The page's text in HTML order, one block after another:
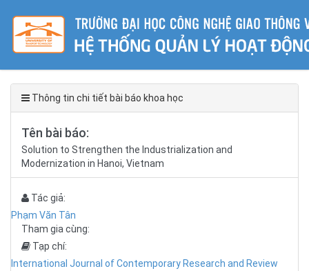
Thông tin chi tiết bài báo khoa học
Tên bài báo:
Solution to Strengthen the Industrialization and
Modernization in Hanoi, Vietnam
Tác giả:
Phạm Văn Tân
Tham gia cùng:
Tạp chí:
International Journal of Contemporary Research and Review